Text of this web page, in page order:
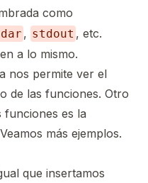
como
, stdout , etc.
a lo mismo.
nos permite ver el
de las funciones. Otro
funciones es la
más ejemplos.
que insertamos